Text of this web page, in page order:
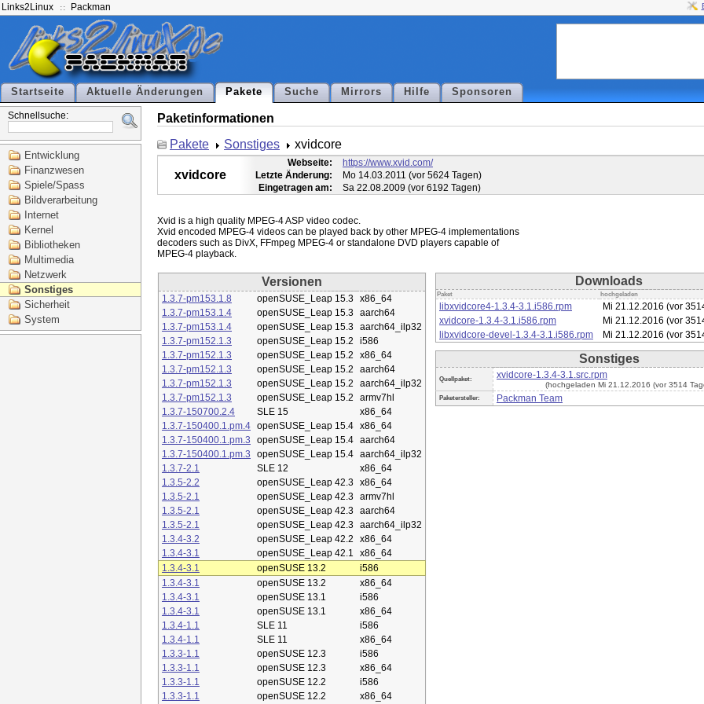
Links2Linux Packman
Startseite Aktuelle Änderungen Pakete Suche Mirrors Hilfe Sponsoren
Schnellsuche:
Entwicklung
Finanzwesen
Spiele/Spass
Bildverarbeitung
Internet
Kernel
Bibliotheken
Multimedia
Netzwerk
Sonstiges
Sicherheit
System
Paketinformationen
Pakete
Sonstiges xvidcore
xvidcore
Webseite:
https://www.xvid.com/
Letzte Änderung:
Mo 14.03.2011 (vor 5624 Tagen)
Eingetragen am:
Sa 22.08.2009 (vor 6192 Tagen)
Xvid is a high quality MPEG-4 ASP video codec.
Xvid encoded MPEG-4 videos can be played back by other MPEG-4 implementations
decoders such as DivX, FFmpeg MPEG-4 or standalone DVD players capable of
Versionen
1.3.7-pm153.1.8 openSUSE_Leap 15.3 x86_64
1.3.7-pm153.1.4
openSUSE_Leap 15.3 aarch64
1.3.7-pm153.1.4
openSUSE_Leap 15.3 aarch64_ilp32
1.3.7-pm152.1.3
openSUSE_Leap 15.2
i586
1.3.7-pm152.1.3
openSUSE_Leap 15.2
x86_64
1.3.7-pm152.1.3
openSUSE_Leap 15.2
aarch64
1.3.7-pm152.1.3
openSUSE_Leap 15.2
aarch64_ilp32
1.3.7-pm152.1.3
openSUSE_Leap 15.2
armv7hl
1.3.7-150700.2.4
SLE 15
x86_64
1.3.7-150400.1.pm.4 openSUSE_Leap 15.4 x86_64
1.3.7-150400.1.pm.3
openSUSE_Leap 15.4 aarch64
1.3.7-150400.1.pm.3
openSUSE_Leap 15.4 aarch64_ilp32
1.3.7-2.1
SLE 12
x86_64
1.3.5-2.2
openSUSE_Leap 42.3 x86_64
1.3.5-2.1
openSUSE_Leap 42.3 armv7hl
1.3.5-2.1
openSUSE_Leap 42.3 aarch64
1.3.5-2.1
openSUSE_Leap 42.3 aarch64_ilp32
1.3.4-3.2
openSUSE_Leap 42.2
x86_64
1.3.4-3.1
openSUSE_Leap 42.1
x86_64
1.3.4-3.1
openSUSE 13.2
i586
1.3.4-3.1
openSUSE 13.2
x86_64
1.3.4-3.1
openSUSE 13.1
i586
1.3.4-3.1
openSUSE 13.1
x86_64
1.3.4-1.1
SLE 11
i586
1.3.4-1.1
SLE 11
x86_64
1.3.3-1.1
openSUSE 12.3
i586
1.3.3-1.1
openSUSE 12.3
x86_64
1.3.3-1.1
openSUSE 12.2
i586
1.3.3-1.1
openSUSE 12.2 x86_64
Downloads
Paket hochgeladen
libxvidcore4-1.3.4-3.1.i586.rpm Mi 21.12.2016 (vor
xvidcore-1.3.4-3.1.i586.rpm
Mi 21.12.2016 (vor
libxvidcore-devel-1.3.4-3.1.i586.rpm
Mi 21.12.2016 (vor
Sonstiges
Quellpaket: xvidcore-1.3.4-3.1.src.rpm
(hochgeladen Mi 21.12.2016 (vor 3514
Paketersteller: Packman Team